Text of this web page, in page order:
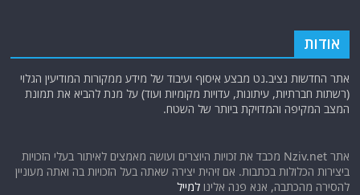
אודות
אתר החדשות נציב.נט מבצע איסוף ועיבוד של מידע ממקורות המודיעין הגלוי
(רשתות חברתיות, עיתונות, עדויות מקומיות ועוד) על מנת להביא את תמונת
המצב המקיפה והמדויקת ביותר של השטח.
אתר Nziv.net מכבד את זכויות היוצרים ועושה מאמצים לאיתור בעלי הזכויות
ביצירות הכלולות בכתבות. אם זיהית יצירה שאתה בעל הזכויות בה ואתה מעוניין
להסירה מהכתבה, אנא פנה אלינולמייל